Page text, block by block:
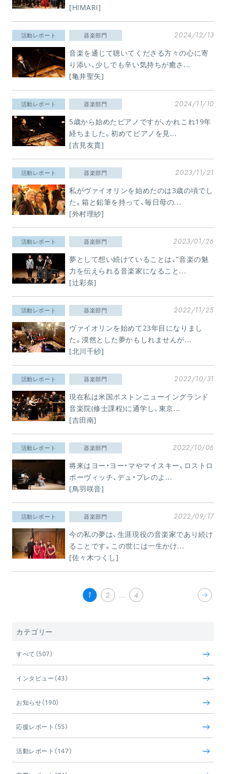
[HIMARI]
活動レポート 器楽部門 2024/12/13
音楽を通じて聴いてくださる方々の心に寄
り添い、少しでも辛い気持ちが癒さ...
[亀井聖矢]
活動レポート 器楽部門 2024/11/10
5歳から始めたピアノですが、かれこれ19年
経ちました。初めてピアノを見...
[吉見友貴]
活動レポート 器楽部門 2023/11/21
私がヴァイオリンを始めたのは3歳の頃でし
た。箱と鉛筆を持って、毎日母の...
[外村理紗]
活動レポート 器楽部門 2023/01/26
夢として想い続けていることは、”音楽の魅
力を伝えられる音楽家になること...
[辻彩奈]
活動レポート 器楽部門 2022/11/25
ヴァイオリンを始めて23年目になりまし
た。漠然とした夢かもしれませんが...
[北川千紗]
活動レポート 器楽部門 2022/10/31
現在私は米国ボストンニューイングランド
音楽院(修士課程)に通学し、東京...
[吉田南]
活動レポート 器楽部門 2022/10/06
将来はヨー・ヨー・マやマイスキー、ロストロ
ポーヴィッチ、デュ・プレのよ...
[鳥羽咲音]
活動レポート 器楽部門 2022/09/17
今の私の夢は、生涯現役の音楽家であり続け
ることです。この世には一生かけ...
[佐々木つくし]
1 2 … 4
カテゴリー
すべて（507）
インタビュー（43）
お知らせ（190）
応援レポート（55）
活動レポート（147）